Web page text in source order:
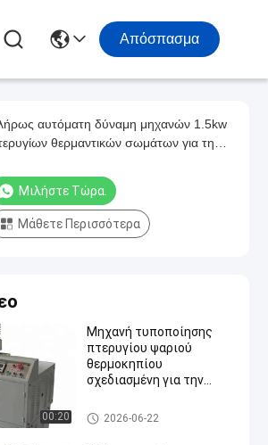
Απόσπασμα
αυτόματη δύναμη μηχανών 1.5kw
θερμαντικών σωμάτων για τη
Μιλήστε Τώρα.
Μάθετε Περισσότερα
00:20
Μηχανή τυποποίησης
πτερυγίου ψαριού
θερμοκηπίου
σχεδιασμένη για την
συνεπούς κυματισμένης
πτερυγίου σε γραμμές
Μηχανή πτερυγίων θερμαντι
κών σωμάτων
2026-06-22